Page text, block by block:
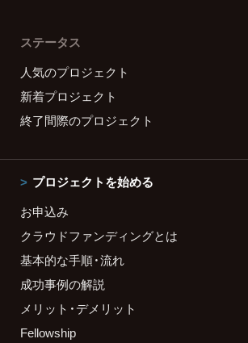
ステータス
人気のプロジェクト
新着プロジェクト
終了間際のプロジェクト
プロジェクトを始める
お申込み
クラウドファンディングとは
基本的な手順・流れ
成功事例の解説
メリット・デメリット
Fellowship